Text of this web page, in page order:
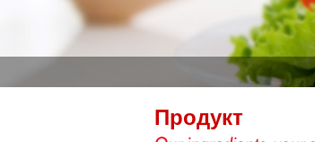
Продукт